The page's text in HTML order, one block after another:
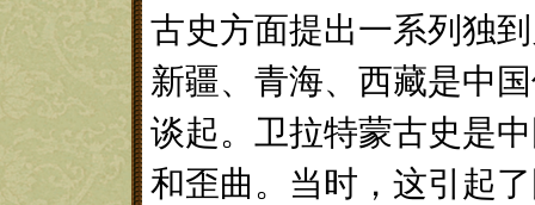
古史方面提出一系列独
新疆、青海、西藏是中
谈起。卫拉特蒙古史是
和歪曲。当时，这引起